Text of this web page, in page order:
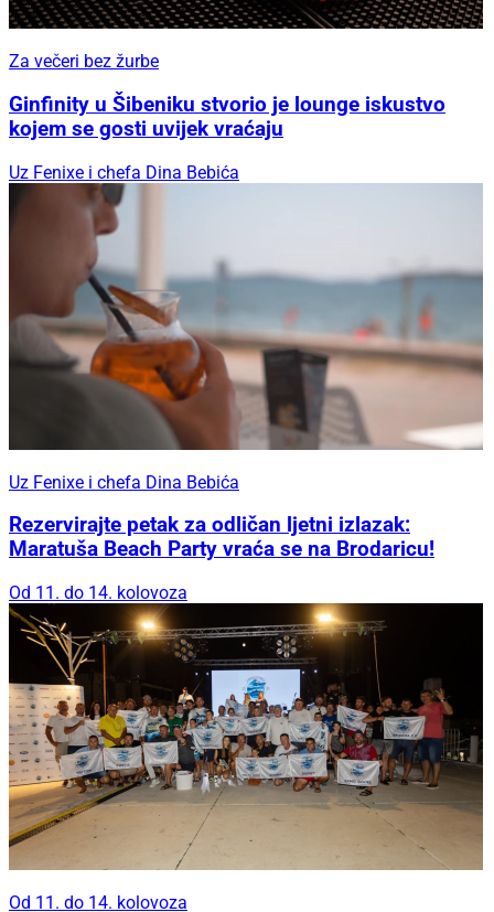
Za večeri bez žurbe
Ginfinity u Šibeniku stvorio je lounge iskustvo
kojem se gosti uvijek vraćaju
Uz Fenixe i chefa Dina Bebića
Uz Fenixe i chefa Dina Bebića
Rezervirajte petak za odličan ljetni izlazak:
Maratuša Beach Party vraća se na Brodaricu!
Od 11. do 14. kolovoza
Od 11. do 14. kolovoza